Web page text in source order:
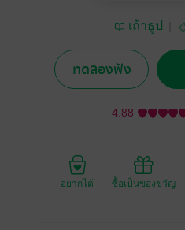
เถ้าธูป
ทดลองฟัง
4.88
อยากได้ ซื้อเป็นของขวัญ